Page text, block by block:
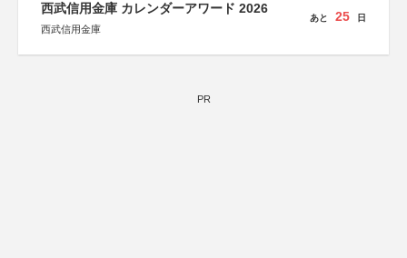
西武信用金庫 カレンダーアワード 2026
西武信用金庫
あと 25 日
PR